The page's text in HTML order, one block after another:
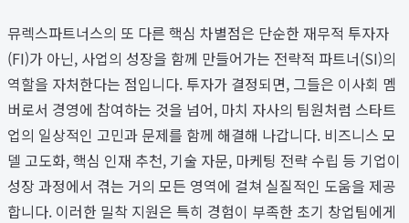
뮤렉스파트너스의 또 다른 핵심 차별점은 단순한 재무적 투자자
(FI)가 아닌, 사업의 성장을 함께 만들어가는 전략적 파트너(SI)의
역할을 자처한다는 점입니다. 투자가 결정되면, 그들은 이사회 멤
버로서 경영에 참여하는 것을 넘어, 마치 자사의 팀원처럼 스타트
업의 일상적인 고민과 문제를 함께 해결해 나갑니다. 비즈니스 모
델 고도화, 핵심 인재 추천, 기술 자문, 마케팅 전략 수립 등 기업이
성장 과정에서 겪는 거의 모든 영역에 걸쳐 실질적인 도움을 제공
합니다. 이러한 밀착 지원은 특히 경험이 부족한 초기 창업팀에게